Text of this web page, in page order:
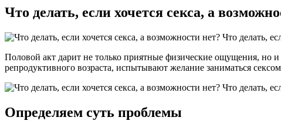
Что делать, если хочется секса, а
Половой акт дарит не только приятные физические ощущения, но
репродуктивного возраста, испытывают желание заниматься
Определяем суть проблемы